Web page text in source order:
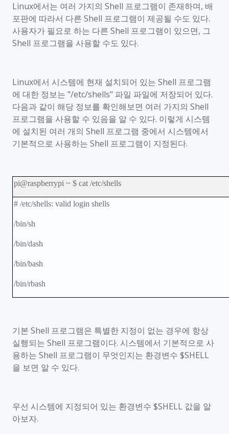
Linux에서는 여러 가지의 Shell 프로그램이 존재하며, 배
포판에 따라서 다른 Shell 프로그램이 제공될 수도 있다.
사용자가 필요로 하는 다른 Shell 프로그램이 있으면, 그
Shell 프로그램을 사용할 수도 있다.
Linux에서 시스템에 현재 설치되어 있는 Shell 프로그램
에 대한 정보는 "/etc/shells" 파일 파일에 저장되어 있다.
다음과 같이 해당 정보를 확인해보면 여러 가지의 Shell
프로그램을 사용할 수 있음을 알 수 있다. 이렇게 시스템
에 설치된 여러 개의 Shell 프로그램 중에서 시스템에서
기본적으로 사용하는 Shell 프로그램이 지정된다.
pi@raspberrypi ~ $ cat /etc/shells
# /etc/shells: valid login shells
/bin/sh
/bin/dash
/bin/bash
/bin/rbash
기본 Shell 프로그램은 특별한 지정이 없는 경우에 항상
실행되는 Shell 프로그램이다. 시스템에서 기본적으로 사
용하는 Shell 프로그램이 무엇인지는 환경변수 $SHELL
을 보면 알 수 있다.
우선 시스템에 지정되어 있는 환경변수 $SHELL 값을 알
아보자.